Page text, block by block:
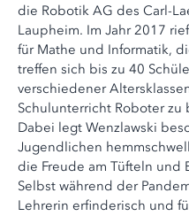
die Robotik AG des Carl-
Laupheim. Im Jahr 2017
für Mathe und Informatik,
treffen sich bis zu 40
verschiedener
Schulunterricht Roboter
Dabei legt Wenzlawski
Jugendlichen
die Freude am Tüfteln und
Selbst während der
Lehrerin erfinderisch und